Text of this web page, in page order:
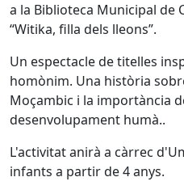
a la Biblioteca Municipal de
“Witika, filla dels lleons”.
Un espectacle de titelles
homònim. Una història
Moçambic i la importància
desenvolupament humà..
L'activitat anirà a càrrec
infants a partir de 4 anys.